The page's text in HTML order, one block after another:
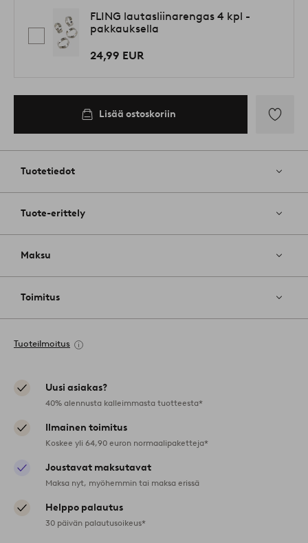
FLING lautasliinarengas 4 kpl -
pakkauksella
24,99 EUR
Lisää ostoskoriin
Tuotetiedot
Tuote-erittely
Maksu
Toimitus
Tuoteilmoitus
Uusi asiakas?
40% alennusta kalleimmasta tuotteesta*
Ilmainen toimitus
Koskee yli 64,90 euron normaalipaketteja*
Joustavat maksutavat
Maksa nyt, myöhemmin tai maksa erissä
Helppo palautus
30 päivän palautusoikeus*